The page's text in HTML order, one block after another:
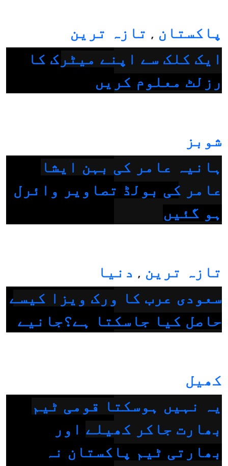
پاکستان , تازہ ترین
ایک کلک سے اپنے میٹرک کا
رزلٹ معلوم کریں
شوبز
ہانیہ عامر کی بہن ایشا
عامر کی بولڈ تصاویر وائرل
ہو گئیں
تازہ ترین , دنیا
سعودی عرب کا ورک ویزا کیسے
حاصل کیا جاسکتا ہے؟جانیے
کھیل
یہ نہیں ہوسکتا قومی ٹیم
بھارت جاکر کھیلے اور
بھارتی ٹیم پاکستان نہ